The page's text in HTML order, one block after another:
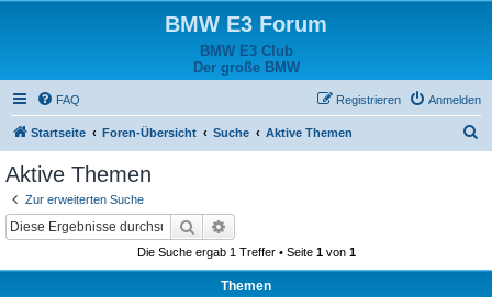
BMW E3 Forum
BMW E3 Club
Der große BMW
FAQ Anmelden
Registrieren
Startseite Foren-Übersicht Suche Aktive Themen
Aktive Themen
Zur erweiterten Suche
Suche
Die Suche ergab 1 Treffer • Seite 1von 1
Themen